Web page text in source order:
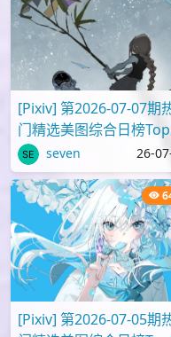
您必须登录 才能评论
投稿 2059 篇
热门